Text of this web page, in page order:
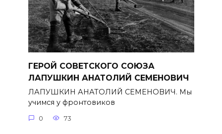
ГЕРОЙ СОВЕТСКОГО СОЮЗА
ЛАПУШКИН АНАТОЛИЙ СЕМЕНОВИЧ
ЛАПУШКИН АНАТОЛИЙ СЕМЕНОВИЧ. Мы
учимся у фронтовиков
0 73